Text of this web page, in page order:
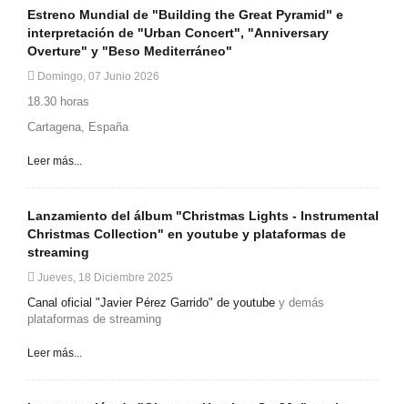
Estreno Mundial de "Building the Great Pyramid" e
interpretación de "Urban Concert", "Anniversary
Overture" y "Beso Mediterráneo"
Domingo, 07 Junio 2026
18.30 horas
Cartagena, España
Leer más...
Lanzamiento del álbum "Christmas Lights - Instrumental
Christmas Collection" en youtube y plataformas de
streaming
Jueves, 18 Diciembre 2025
Canal oficial "Javier Pérez Garrido" de youtube y demás
plataformas de streaming
Leer más...